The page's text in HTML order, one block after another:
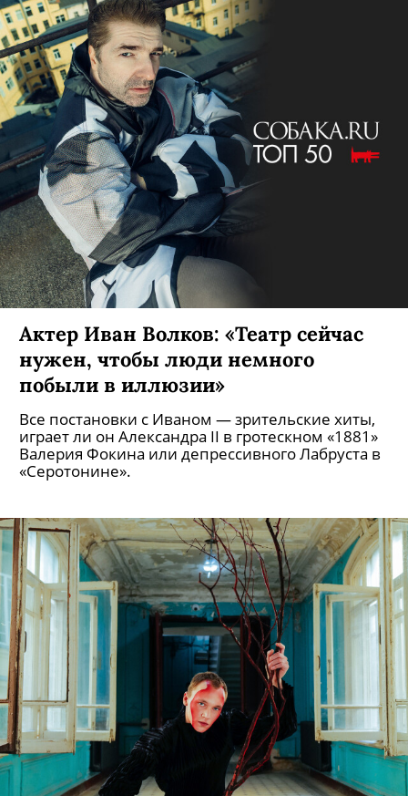
Актер Иван Волков: «Театр сейчас
нужен, чтобы люди немного
побыли в иллюзии»
Все постановки с Иваном — зрительские хиты,
играет ли он Александра II в гротескном «1881»
Валерия Фокина или депрессивного Лабруста в
«Серотонине».